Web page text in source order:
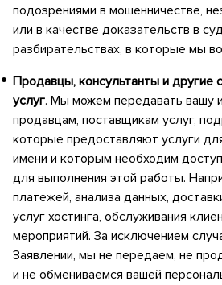
подозрениями в мошенничестве,
или в качестве доказательств в
разбирательствах, в которые мы
Продавцы, консультанты и другие
услуг. Мы можем передавать вашу
продавцам, поставщикам услуг,
которые предоставляют услуги
имени и которым необходим
для выполнения этой работы.
платежей, анализа данных,
услуг хостинга, обслуживания
мероприятий. За исключением
Заявлении, мы не передаем, не
и не обмениваемся вашей